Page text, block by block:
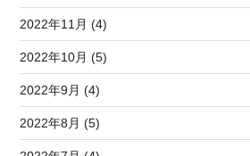
2022年11月 (4)
2022年10月 (5)
2022年9月 (4)
2022年8月 (5)